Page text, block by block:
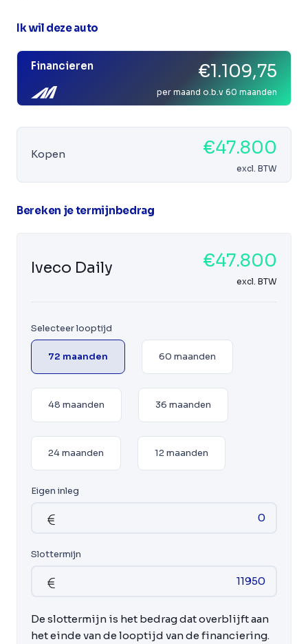
Ik wil deze auto
Financieren €1.109,75
per maand o.b.v 60 maanden
Kopen €47.800
excl. BTW
Bereken je termijnbedrag
Iveco Daily €47.800
excl. BTW
Selecteer looptijd
72 maanden 60 maanden
48 maanden 36 maanden
24 maanden 12 maanden
Eigen inleg
Slottermijn
De slottermijn is het bedrag dat overblijft aan
het einde van de looptijd van de financiering.